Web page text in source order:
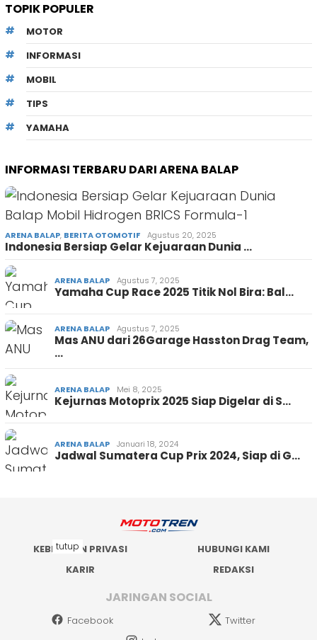
TOPIK POPULER
MOTOR
INFORMASI
MOBIL
TIPS
YAMAHA
INFORMASI TERBARU DARI ARENA BALAP
ARENA BALAP, BERITA OTOMOTIF Agustus 20, 2025
Indonesia Bersiap Gelar Kejuaraan Dunia …
ARENA BALAP Agustus 7, 2025
Yamaha Cup Race 2025 Titik Nol Bira: Bal…
ARENA BALAP Agustus 7, 2025
Mas ANU dari 26Garage Hasston Drag Team,
…
ARENA BALAP Mei 8, 2025
Kejurnas Motoprix 2025 Siap Digelar di S…
ARENA BALAP Januari 18, 2024
Jadwal Sumatera Cup Prix 2024, Siap di G…
KEBIJAKAN PRIVASI
HUBUNGI KAMI
KARIR
REDAKSI
JARINGAN SOCIAL
Facebook
Twitter
tutup